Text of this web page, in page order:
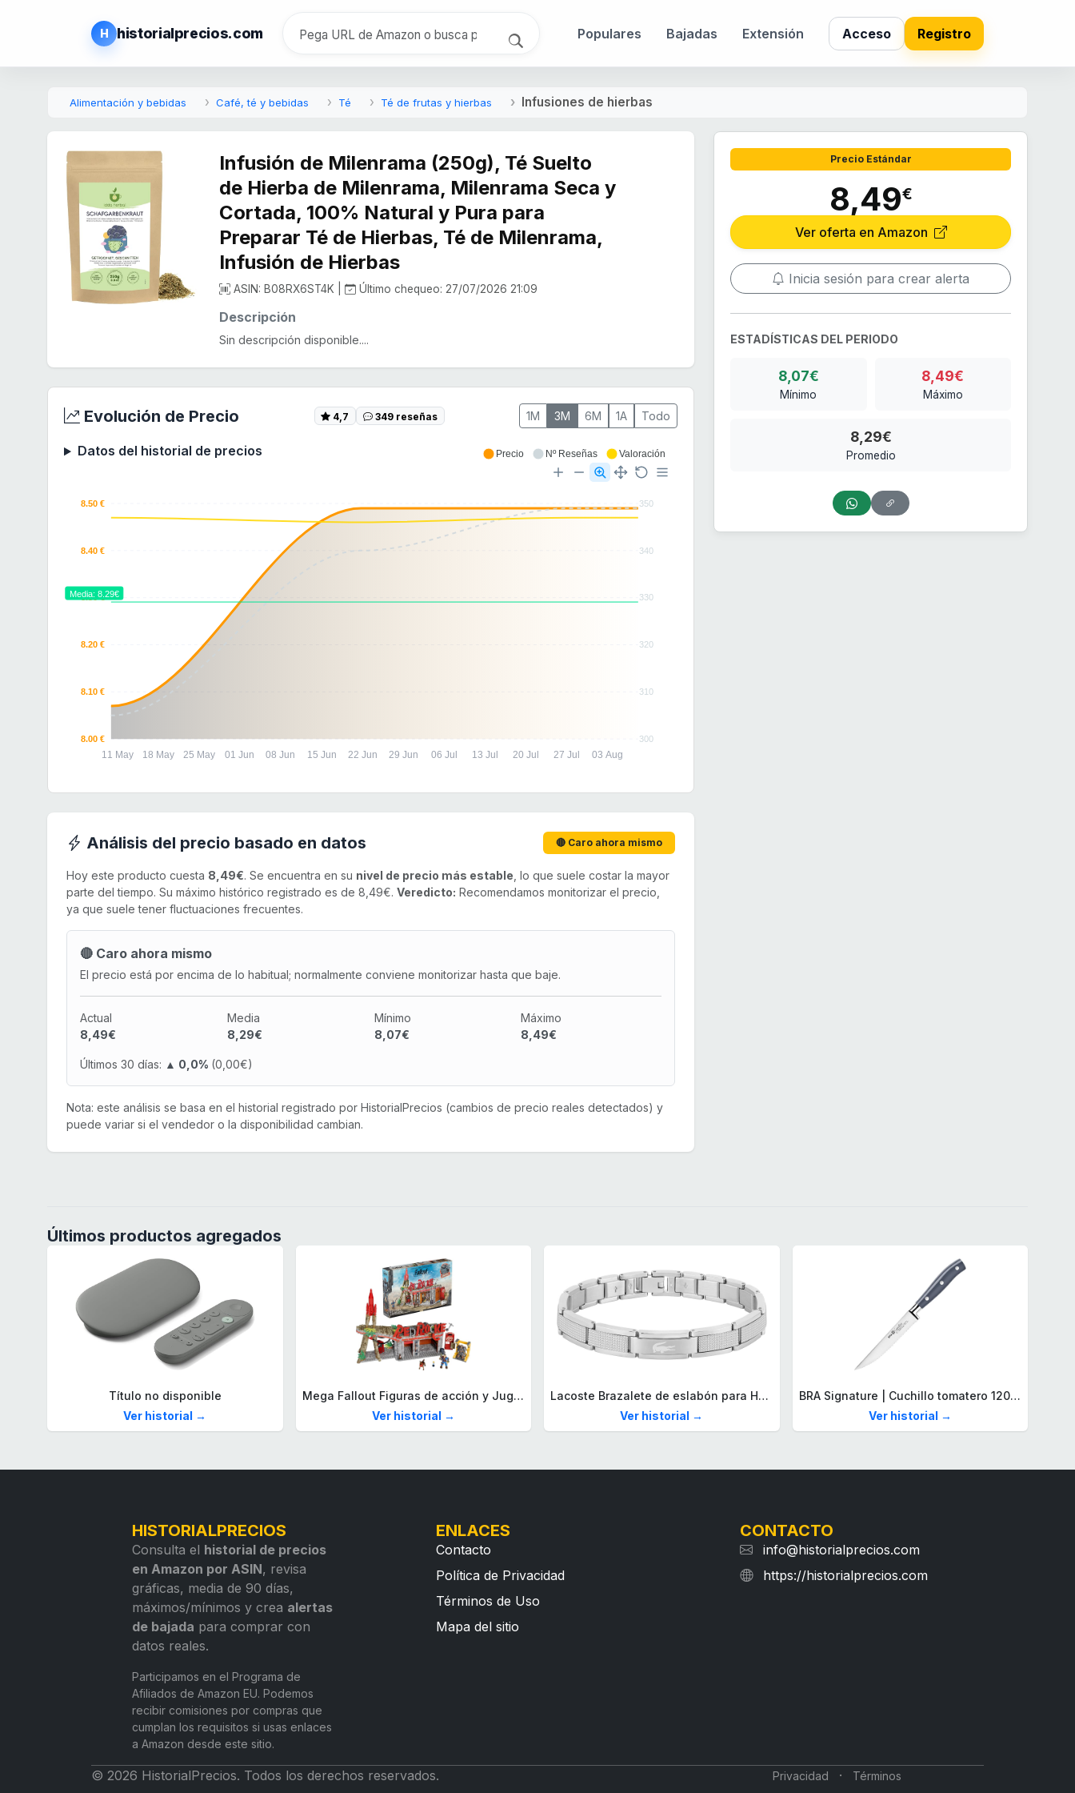
H historialprecios.com Populares Bajadas Extensión Acceso Registro
Alimentación y bebidas Café, té y bebidas Té Té de frutas y hierbas Infusiones de hierbas
Infusión de Milenrama (250g), Té Suelto
de Hierba de Milenrama, Milenrama Seca y
Cortada, 100% Natural y Pura para
Preparar Té de Hierbas, Té de Milenrama,
Infusión de Hierbas
ASIN: B08RX6ST4K | Último chequeo: 27/07/2026 21:09
Descripción
Sin descripción disponible....
Evolución de Precio 4,7 349 reseñas 1M 3M 6M 1A Todo
Datos del historial de precios
350
340
330
320
310
300
8.50 €
8.40 €
8.30 €
8.20 €
8.10 €
8.00 €
11 May 18 May 25 May 01 Jun 08 Jun 15 Jun 22 Jun 29 Jun 06 Jul 13 Jul 20 Jul 27 Jul 03 Aug
Media: 8.29€
Precio Nº Reseñas Valoración
Análisis del precio basado en datos 🔴 Caro ahora mismo
Hoy este producto cuesta 8,49€. Se encuentra en su nivel de precio más estable , lo que suele costar la mayor
parte del tiempo. Su máximo histórico registrado es de 8,49€. Veredicto: Recomendamos monitorizar el precio,
ya que suele tener fluctuaciones frecuentes.
🔴 Caro ahora mismo
El precio está por encima de lo habitual; normalmente conviene monitorizar hasta que baje.
Actual
8,49€
Media
8,29€
Mínimo
8,07€
Máximo
8,49€
Últimos 30 días: ▲ 0,0% (0,00€)
Nota: este análisis se basa en el historial registrado por HistorialPrecios (cambios de precio reales detectados) y
puede variar si el vendedor o la disponibilidad cambian.
Precio Estándar
8,49€
Ver oferta en Amazon
Inicia sesión para crear alerta
ESTADÍSTICAS DEL PERIODO
8,07€
Mínimo
8,49€
Máximo
8,29€
Promedio
Últimos productos agregados
Título no disponible
Ver historial →
Mega Fallout Figuras de acción y Juguetes de construcción, Parada de Camiones Red Rocket con 824 Piezas, 2 Personajes articulados y Accesorios, para coleccionistas, HXT00
Ver historial →
Lacoste Brazalete de eslabón para Hombre Colección STENCIL de Acero inoxidable
Ver historial →
BRA Signature | Cuchillo tomatero 120 mm, Acero Inoxidable alemán forjado con Molibdeno Vanadio, Mango Remachado ABS, Diseño Ergonómico, Hoja 1,6 mm espesor
Ver historial →
HISTORIALPRECIOS
Consulta el historial de precios
en Amazon por ASIN, revisa
gráficas, media de 90 días,
máximos/mínimos y crea alertas
de bajada para comprar con
datos reales.
Participamos en el Programa de
Afiliados de Amazon EU. Podemos
recibir comisiones por compras que
cumplan los requisitos si usas enlaces
a Amazon desde este sitio.
ENLACES
Contacto
Política de Privacidad
Términos de Uso
Mapa del sitio
CONTACTO
info@historialprecios.com
https://historialprecios.com
© 2026 HistorialPrecios. Todos los derechos reservados. Privacidad · Términos